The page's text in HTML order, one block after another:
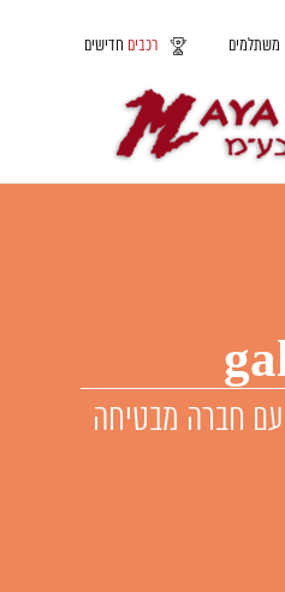
משתלמים רכבים חדישים
חברה מבטיחה